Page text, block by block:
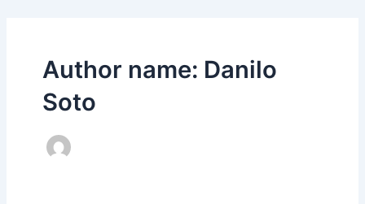
Author name: Danilo
Soto